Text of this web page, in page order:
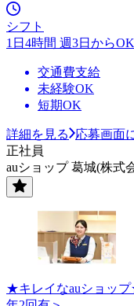
シフト
1日4時間 週3日からOK
交通費支給
未経験OK
短期OK
詳細を見る
応募画面
正社員
auショップ 葛城(株式
★キレイなauショッ